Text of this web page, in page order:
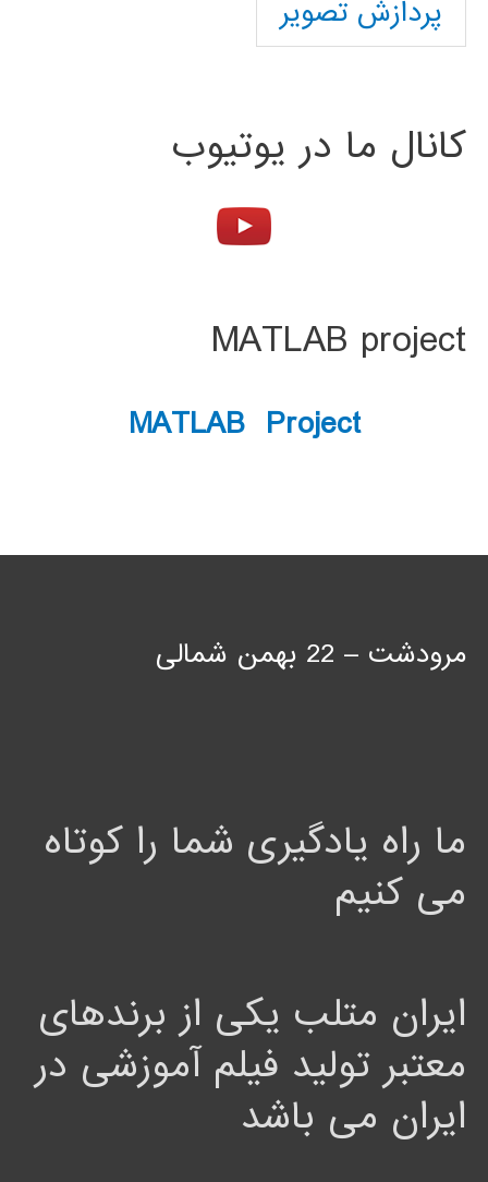
پردازش تصویر
کانال ما در یوتیوب
MATLAB project
MATLAB Project
مرودشت – 22 بهمن شمالی
ما راه یادگیری شما را کوتاه
می کنیم
ایران متلب یکی از برندهای
معتبر تولید فیلم آموزشی در
ایران می باشد